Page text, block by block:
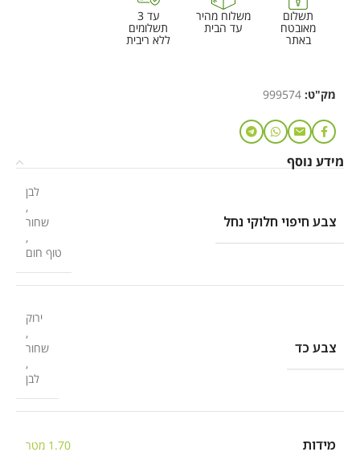
תשלום
מאובטח
באתר
משלוח מהיר
עד הבית
עד 3
תשלומים
ללא ריבית
מק"ט: 999574
מידע נוסף
צבע חיפוי חלוקי נחל
לבן
,
שחור
,
טוף חום
צבע כד
ירוק
,
שחור
,
לבן
מידות 1.70 מטר